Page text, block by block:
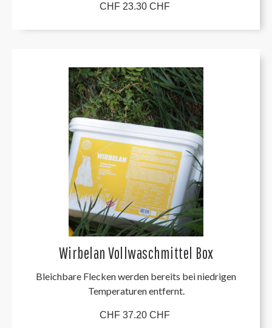
CHF 23.30 CHF
Wirbelan Vollwaschmittel Box
Bleichbare Flecken werden bereits bei niedrigen
Temperaturen entfernt.
CHF 37.20 CHF